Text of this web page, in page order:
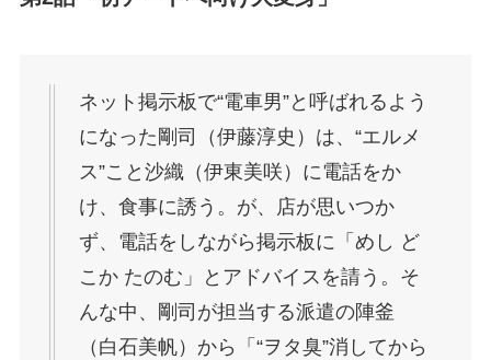
ネット掲示板で“電車男”と呼ばれるよう
になった剛司（伊藤淳史）は、“エルメ
ス”こと沙織（伊東美咲）に電話をか
け、食事に誘う。が、店が思いつか
ず、電話をしながら掲示板に「めし ど
こか たのむ」とアドバイスを請う。そ
んな中、剛司が担当する派遣の陣釜
（白石美帆）から「“ヲタ臭”消してから